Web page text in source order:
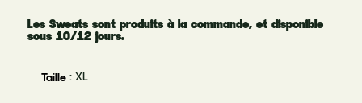
Les Sweats sont produits à la commande, et disponible
sous 10/12 jours.
Taille : XL